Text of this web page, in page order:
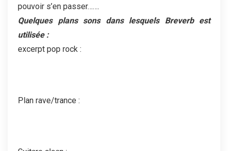
pouvoir s’en passer…….
Quelques plans sons dans lesquels Breverb est
utilisée :
excerpt pop rock :
Plan rave/trance :